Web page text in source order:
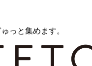
っと集めます。